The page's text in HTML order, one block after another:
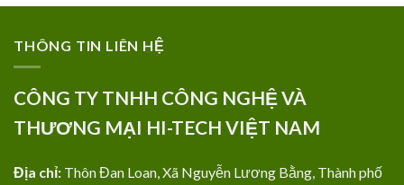
THÔNG TIN LIÊN HỆ
CÔNG TY TNHH CÔNG NGHỆ VÀ
THƯƠNG MẠI HI-TECH VIỆT NAM
Địa chỉ: Thôn Đan Loan, Xã Nguyễn Lương Bằng, Thành phố